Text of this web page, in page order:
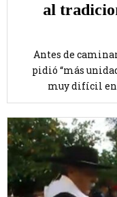
al
Antes de
pidió “más
muy difícil en